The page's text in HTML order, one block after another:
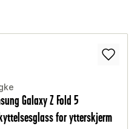
Galaxy Z Fold 5
for ytterskjerm